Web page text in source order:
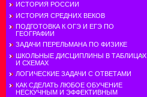
ИСТОРИЯ РОССИИ
ИСТОРИЯ СРЕДНИХ ВЕКОВ
ПОДГОТОВКА К ОГЭ И ЕГЭ ПО
ГЕОГРАФИИ
ЗАДАЧИ ПЕРЕЛЬМАНА ПО ФИЗИКЕ
ШКОЛЬНЫЕ ДИСЦИПЛИНЫ В ТАБЛИЦАХ
И СХЕМАХ
ЛОГИЧЕСКИЕ ЗАДАЧИ С ОТВЕТАМИ
КАК СДЕЛАТЬ ЛЮБОЕ ОБУЧЕНИЕ
НЕСКУЧНЫМ И ЭФФЕКТИВНЫМ